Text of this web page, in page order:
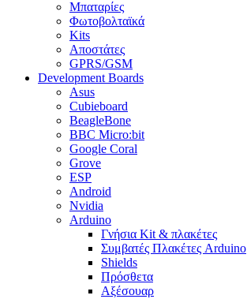
Μπαταρίες
Φωτοβολταϊκά
Kits
Αποστάτες
GPRS/GSM
Development Boards
Asus
Cubieboard
BeagleBone
BBC Micro:bit
Google Coral
Grove
ESP
Android
Nvidia
Arduino
Γνήσια Kit & πλακέτες
Συμβατές Πλακέτες Arduino
Shields
Πρόσθετα
Αξέσουαρ